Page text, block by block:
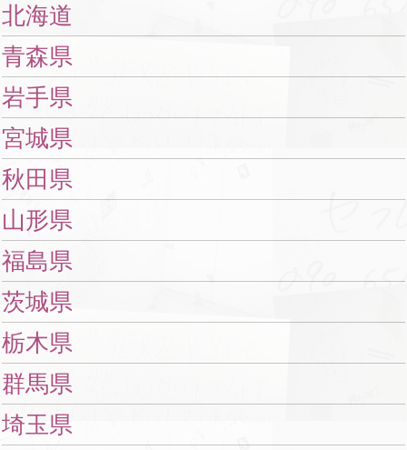
北海道
青森県
岩手県
宮城県
秋田県
山形県
福島県
茨城県
栃木県
群馬県
埼玉県